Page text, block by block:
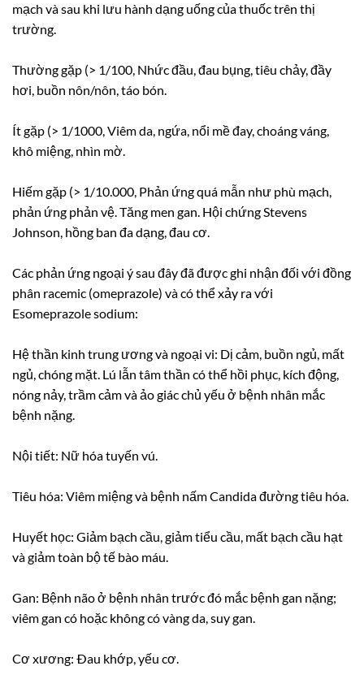
mạch và sau khi lưu hành dạng uống của thuốc trên thị
trường.
Thường gặp (> 1/100, Nhức đầu, đau bụng, tiêu chảy, đầy
hơi, buồn nôn/nôn, táo bón.
Ít gặp (> 1/1000, Viêm da, ngứa, nổi mề đay, choáng váng,
khô miệng, nhìn mờ.
Hiếm gặp (> 1/10.000, Phản ứng quá mẫn như phù mạch,
phản ứng phản vệ. Tăng men gan. Hội chứng Stevens
Johnson, hồng ban đa dạng, đau cơ.
Các phản ứng ngoại ý sau đây đã được ghi nhận đối với đồng
phân racemic (omeprazole) và có thể xảy ra với
Esomeprazole sodium:
Hệ thần kinh trung ương và ngoại vi: Dị cảm, buồn ngủ, mất
ngủ, chóng mặt. Lú lẫn tâm thần có thể hồi phục, kích động,
nóng nảy, trầm cảm và ảo giác chủ yếu ở bệnh nhân mắc
bệnh nặng.
Nội tiết: Nữ hóa tuyến vú.
Tiêu hóa: Viêm miệng và bệnh nấm Candida đường tiêu hóa.
Huyết học: Giảm bạch cầu, giảm tiểu cầu, mất bạch cầu hạt
và giảm toàn bộ tế bào máu.
Gan: Bệnh não ở bệnh nhân trước đó mắc bệnh gan nặng;
viêm gan có hoặc không có vàng da, suy gan.
Cơ xương: Ðau khớp, yếu cơ.